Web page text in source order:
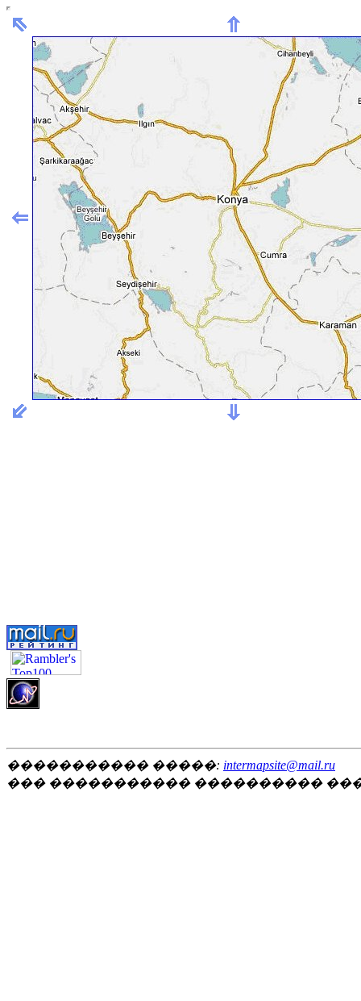
����������� �����: intermapsite@mail.ru
��� ����������� ����������